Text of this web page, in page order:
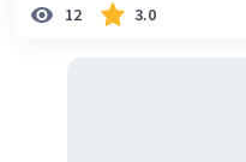
12 3.0